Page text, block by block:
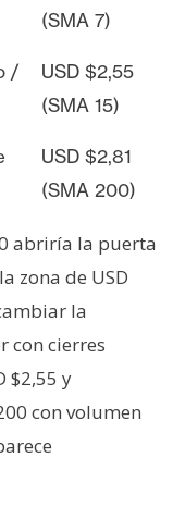
(SMA 7)
/
USD $2,55
(SMA 15)
USD $2,81
(SMA 200)
abriría la puerta
zona de USD
la
con cierres
$2,55 y
con volumen